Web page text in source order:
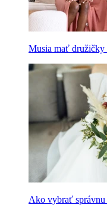
Musia mať družičky
Ako vybrať správnu